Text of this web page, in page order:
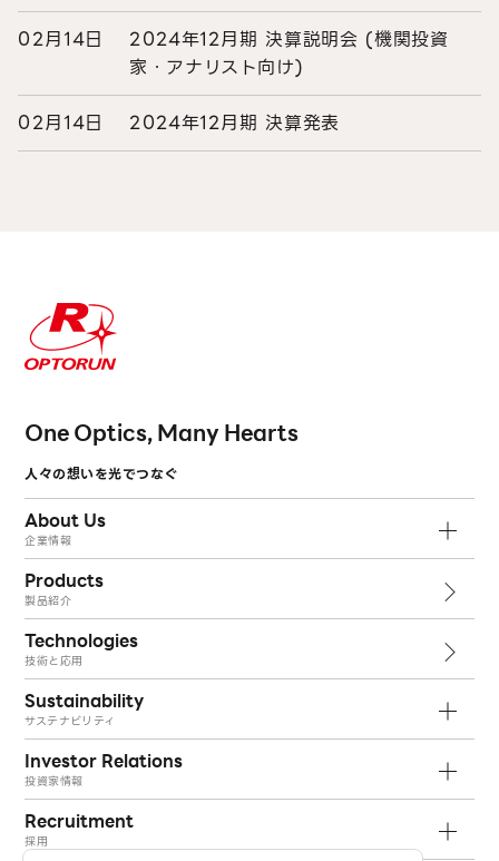
02月14日
2024年12月期 決算説明会 (機関投資
家・アナリスト向け)
02月14日
2024年12月期 決算発表
One Optics, Many Hearts
人々の想いを光でつなぐ
About Us
企業情報
Products
製品紹介
Technologies
技術と応用
Sustainability
サステナビリティ
Investor Relations
投資家情報
Recruitment
採用